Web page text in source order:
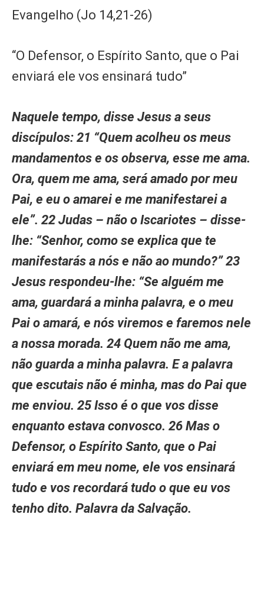
Evangelho (Jo 14,21-26)
“O Defensor, o Espírito Santo, que o Pai
enviará ele vos ensinará tudo”
Naquele tempo, disse Jesus a seus
discípulos: 21 “Quem acolheu os meus
mandamentos e os observa, esse me ama.
Ora, quem me ama, será amado por meu
Pai, e eu o amarei e me manifestarei a
ele”. 22 Judas – não o Iscariotes – disse-
lhe: “Senhor, como se explica que te
manifestarás a nós e não ao mundo?” 23
Jesus respondeu-lhe: “Se alguém me
ama, guardará a minha palavra, e o meu
Pai o amará, e nós viremos e faremos nele
a nossa morada. 24 Quem não me ama,
não guarda a minha palavra. E a palavra
que escutais não é minha, mas do Pai que
me enviou. 25 Isso é o que vos disse
enquanto estava convosco. 26 Mas o
Defensor, o Espírito Santo, que o Pai
enviará em meu nome, ele vos ensinará
tudo e vos recordará tudo o que eu vos
tenho dito. Palavra da Salvação.